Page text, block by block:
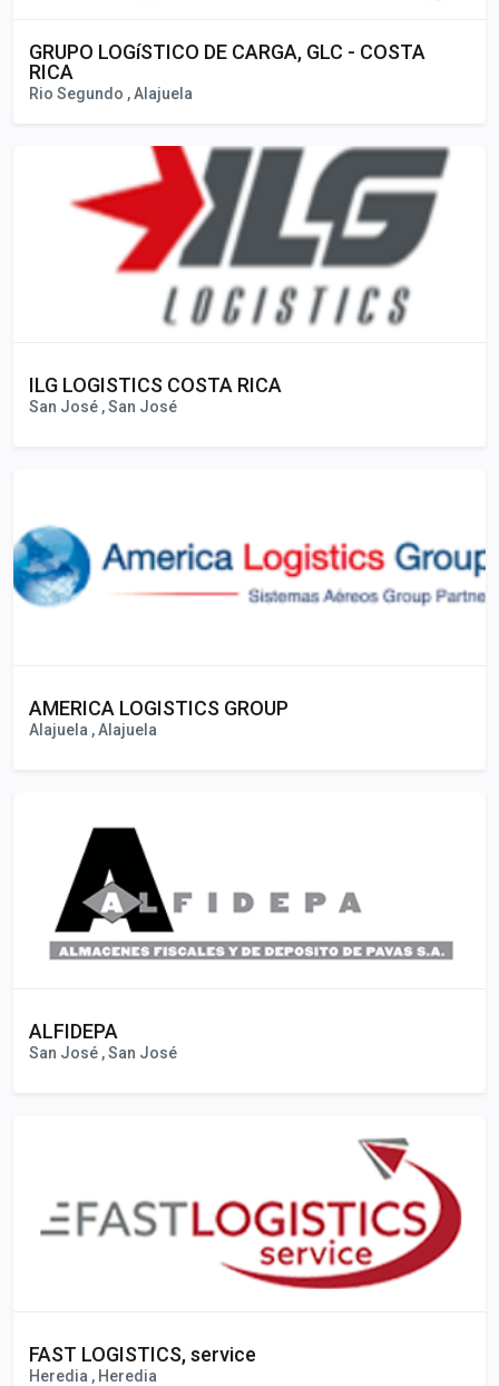
GRUPO LOGíSTICO DE CARGA, GLC - COSTA
RICA
Rio Segundo , Alajuela
ILG LOGISTICS COSTA RICA
San José , San José
AMERICA LOGISTICS GROUP
Alajuela , Alajuela
ALFIDEPA
San José , San José
FAST LOGISTICS, service
Heredia , Heredia